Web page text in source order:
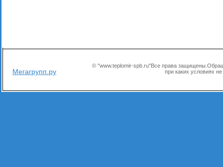
Мегагрупп.ру
© "www.teplomir-spb.ru"Все права
при каких условиях